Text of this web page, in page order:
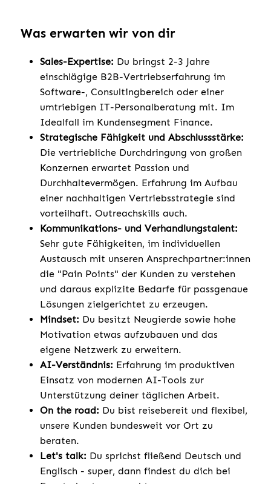
Was erwarten wir von dir
Sales-Expertise: Du bringst 2-3 Jahre
einschlägige B2B-Vertriebserfahrung im
Software-, Consultingbereich oder einer
umtriebigen IT-Personalberatung mit. Im
Idealfall im Kundensegment Finance.
Strategische Fähigkeit und Abschlussstärke:
Die vertriebliche Durchdringung von großen
Konzernen erwartet Passion und
Durchhaltevermögen. Erfahrung im Aufbau
einer nachhaltigen Vertriebsstrategie sind
vorteilhaft. Outreachskills auch.
Kommunikations- und Verhandlungstalent:
Sehr gute Fähigkeiten, im individuellen
Austausch mit unseren Ansprechpartner:innen
die "Pain Points" der Kunden zu verstehen
und daraus explizite Bedarfe für passgenaue
Lösungen zielgerichtet zu erzeugen.
Mindset: Du besitzt Neugierde sowie hohe
Motivation etwas aufzubauen und das
eigene Netzwerk zu erweitern.
AI-Verständnis: Erfahrung im produktiven
Einsatz von modernen AI-Tools zur
Unterstützung deiner täglichen Arbeit.
On the road: Du bist reisebereit und flexibel,
unsere Kunden bundesweit vor Ort zu
beraten.
Let's talk: Du sprichst fließend Deutsch und
Englisch - super, dann findest du dich bei